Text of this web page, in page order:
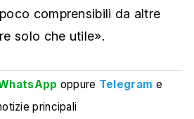
comprensibili da altre
solo che utile».
oppure Telegram e
principali